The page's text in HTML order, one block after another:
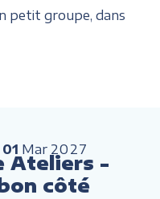
petit groupe, dans
01 Mar 2027
Ateliers -
côté